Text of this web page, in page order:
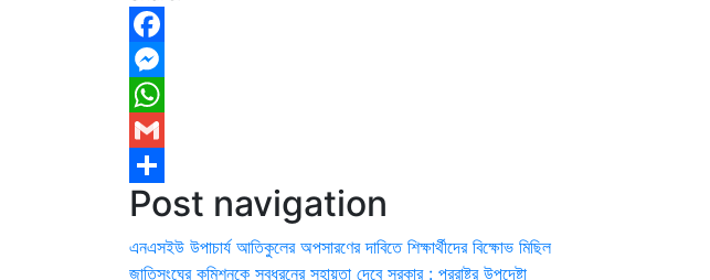
Facebook
Messenger
WhatsApp
Gmail
Share
Post navigation
এনএসইউ উপাচার্য আতিকুলের অপসারণের দাবিতে শিক্ষার্থীদের বিক্ষোভ মিছিল
জাতিসংঘের কমিশনকে সবধরনের সহায়তা দেবে সরকার : পররাষ্ট্র উপদেষ্টা